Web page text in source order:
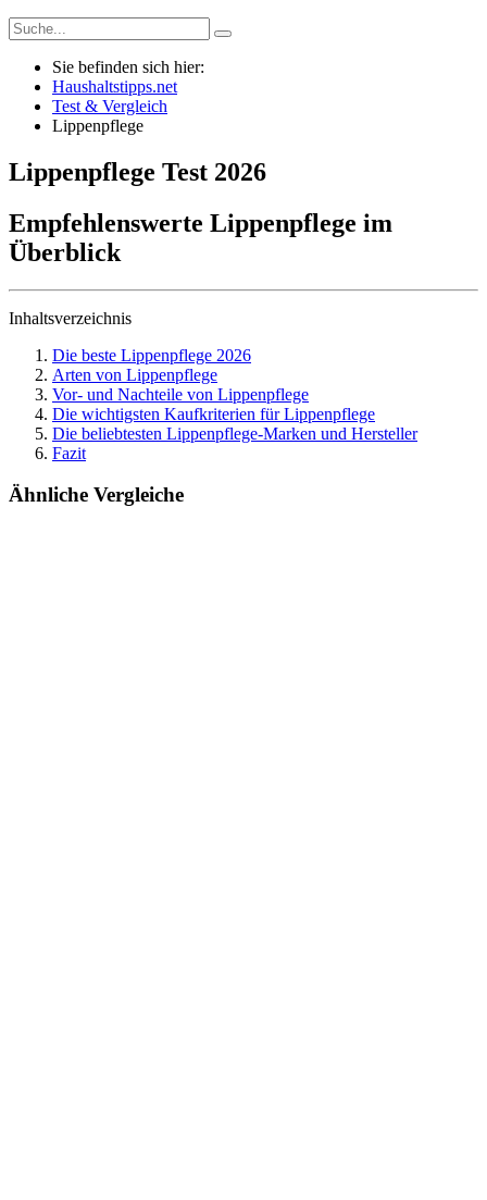
Sie befinden sich hier:
Haushaltstipps.net
Test & Vergleich
Lippenpflege
Lippenpflege Test 2026
Empfehlenswerte Lippenpflege im
Überblick
Inhaltsverzeichnis
Die beste Lippenpflege 2026
Arten von Lippenpflege
Vor- und Nachteile von Lippenpflege
Die wichtigsten Kaufkriterien für Lippenpflege
Die beliebtesten Lippenpflege-Marken und Hersteller
Fazit
Ähnliche Vergleiche